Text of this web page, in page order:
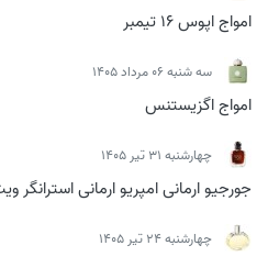
امواج اپوس 16 تیمبر
سه شنبه 06 مرداد 1405
امواج اگزیستنس
چهارشنبه 31 تیر 1405
جورجیو ارمانی امپریو ارمانی استرانگر
چهارشنبه 24 تیر 1405